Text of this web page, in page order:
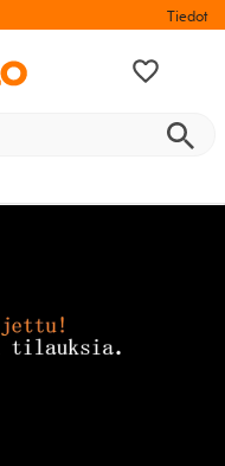
Tiedot